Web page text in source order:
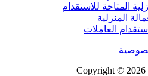
المتاحة للاستقدام
المنزلية
العاملات
Copyright © 2026